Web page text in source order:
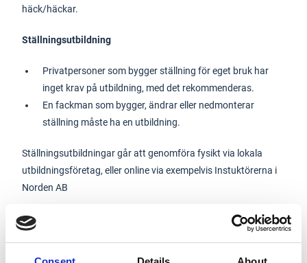
häck/häckar.
Ställningsutbildning
Privatpersoner som bygger ställning för eget bruk har
inget krav på utbildning, med det rekommenderas.
En fackman som bygger, ändrar eller nedmonterar
ställning måste ha en utbildning.
Ställningsutbildningar går att genomföra fysikt via lokala
utbildningsföretag, eller online via exempelvis Instuktörerna i
Norden AB
Monteringsinstruktion